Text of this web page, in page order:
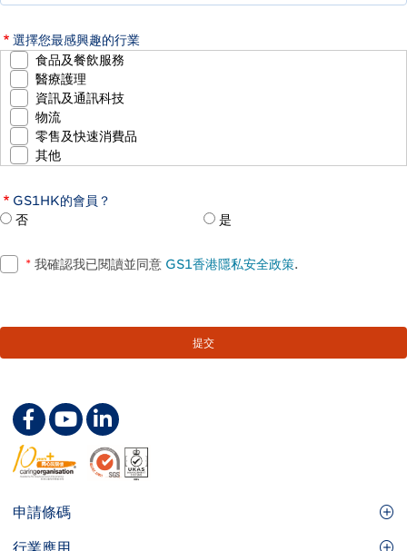
選擇您最感興趣的行業
食品及餐飲服務
醫療護理
資訊及通訊科技
物流
零售及快速消費品
其他
GS1HK的會員？
否
是
* 我確認我已閱讀並同意 GS1香港隱私安全政策.
Footer
Site
申請條碼
GS1條碼